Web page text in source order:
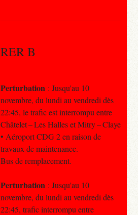
RER B
Perturbation : Jusqu'au 10
novembre, du lundi au vendredi dès
22:45, le trafic est interrompu entre
Châtelet – Les Halles et Mitry – Claye
• Aéroport CDG 2 en raison de
travaux de maintenance.
Bus de remplacement.
Perturbation : Jusqu'au 10
novembre, du lundi au vendredi dès
22:45, trafic interrompu entre